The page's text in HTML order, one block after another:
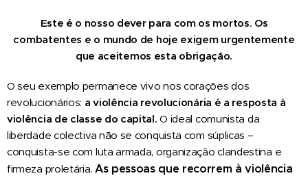
Este é o nosso dever para com os mortos. Os
combatentes e o mundo de hoje exigem urgentemente
que aceitemos esta obrigação.
O seu exemplo permanece vivo nos corações dos
revolucionários: a violência revolucionária é a resposta à
violência de classe do capital.O ideal comunista da
liberdade colectiva não se conquista com súplicas –
conquista-se com luta armada, organização clandestina e
firmeza proletária. As pessoas que recorrem à violência